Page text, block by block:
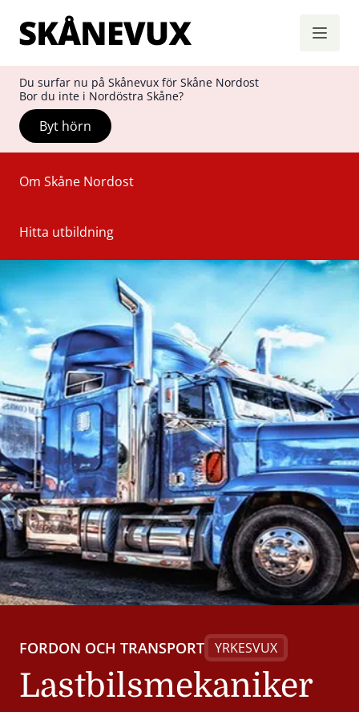
Hoppa till innehåll
Skånevux
Du surfar nu på Skånevux för Skåne Nordost
Bor du inte i Nordöstra Skåne?
Byt hörn
Om Skåne Nordost
Hitta utbildning
FORDON OCH TRANSPORT YRKESVUX
Lastbilsmekaniker